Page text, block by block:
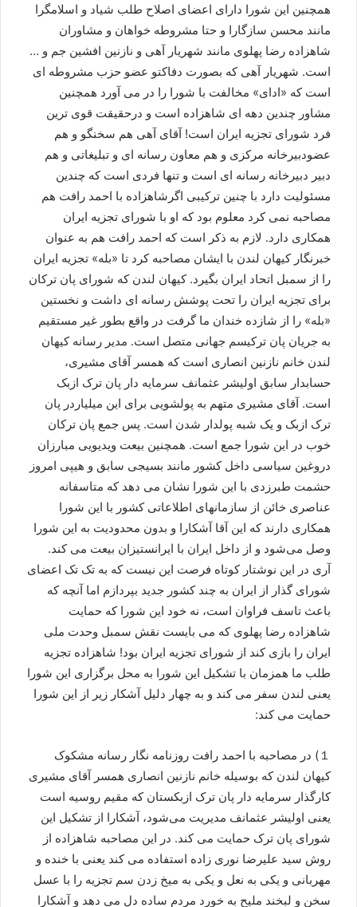
همچنین این شورا دارای اعضای اصلاح طلب شیاد و اسلامگرا
مانند محسن سازگارا و حتا مشروطه خواهان و مشاوران
شاهزاده رضا پهلوی مانند شهریار آهی و نازنین افشین جم و …
است. شهریار آهی که بصورت دفاکتو عضو حزب مشروطه ای
است که «ادای» مخالفت با شورا را در می آورد همچنین
مشاور چندین دهه ای شاهزاده است و درحقیقت قوی ترین
فرد شورای تجزیه ایران است! آقای آهی هم سخنگو و هم
عضودبیرخانه مرکزی و هم معاون رسانه ای و تبلیغاتی و هم
دبیر دبیرخانه رسانه ای است و تنها فردی است که چندین
مسئولیت دارد با چنین ترکیبی اگرشاهزاده با احمد رافت هم
مصاحبه نمی کرد معلوم بود که او با شورای تجزیه ایران
همکاری دارد. لازم به ذکر است که احمد رافت هم به عنوان
خبرنگار کیهان لندن با ایشان مصاحبه کرد تا «بله» تجزیه ایران
را از سمبل اتحاد ایران بگیرد. کیهان لندن که شورای پان ترکان
برای تجزیه ایران را تحت پوشش رسانه ای داشت و نخستین
«بله» را از شازده خندان ما گرفت در واقع بطور غیر مستقیم
به جریان پان ترکیسم جهانی متصل است. مدیر رسانه کیهان
لندن خانم نازنین انصاری است که همسر آقای مشیری،
حسابدار سابق اولیشر عثمانف سرمایه دار پان ترک ازبک
است. آقای مشیری متهم به پولشویی برای این میلیاردر پان
ترک ازبک و یک شبه پولدار شدن است. پس جمع پان ترکان
خوب در این شورا جمع است. همچنین بیعت ویدیویی مبارزان
دروغین سیاسی داخل کشور مانند بسیجی سابق و هیپی امروز
حشمت طبرزدی با این شورا نشان می دهد که متاسفانه
عناصری خائن از سازمانهای اطلاعاتی کشور با این شورا
همکاری دارند که این آقا آشکارا و بدون محدودیت به این شورا
وصل می‌شود و از داخل ایران با ایرانستیزان بیعت می کند.
آری در این نوشتار کوتاه فرصت این نیست که به تک تک اعضای
شورای گذار از ایران به چند کشور جدید بپردازم اما آنچه که
باعث تاسف فراوان است، نه خود این شورا که حمایت
شاهزاده رضا پهلوی که می بایست نقش سمبل وحدت ملی
ایران را بازی کند از شورای تجزیه ایران بود! شاهزاده تجزیه
طلب ما همزمان با تشکیل این شورا به محل برگزاری این شورا
یعنی لندن سفر می کند و به چهار دلیل آشکار زیر از این شورا
حمایت می کند:
１) در مصاحبه با احمد رافت روزنامه نگار رسانه مشکوک
کیهان لندن که بوسیله خانم نازنین انصاری همسر آقای مشیری
کارگذار سرمایه دار پان ترک ازبکستان که مقیم روسیه است
یعنی اولیشر عثمانف مدیریت می‌شود، آشکارا از تشکیل این
شورای پان ترک حمایت می کند. در این مصاحبه شاهزاده از
روش سید علیرضا نوری زاده استفاده می کند یعنی با خنده و
مهربانی و یکی به نعل و یکی به میخ زدن سم تجزیه را با عسل
سخن و لبخند ملیح به خورد مردم ساده دل می دهد و آشکارا